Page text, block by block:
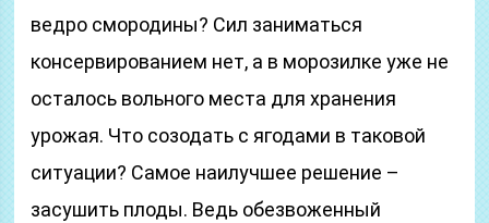
ведро смородины? Сил заниматься
консервированием нет, а в морозилке уже не
осталось вольного места для хранения
урожая. Что созодать с ягодами в таковой
ситуации? Самое наилучшее решение –
засушить плоды. Ведь обезвоженный